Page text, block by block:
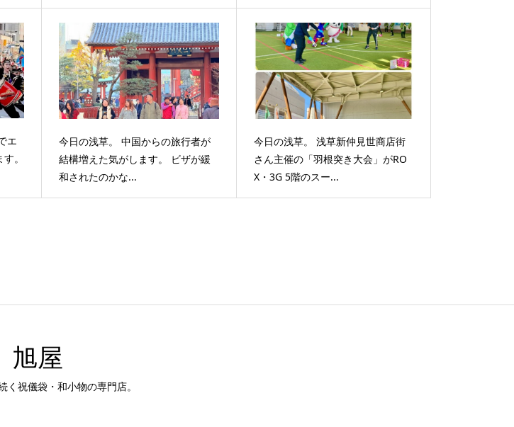
エ
。
今日の浅草。 中国からの旅行者が
結構増えた気がします。 ビザが緩
和されたのかな...
今日の浅草。 浅草新仲見世商店街
さん主催の「羽根突き大会」がRO
X・3G 5階のスー...
旭屋
く祝儀袋・和小物の専門店。